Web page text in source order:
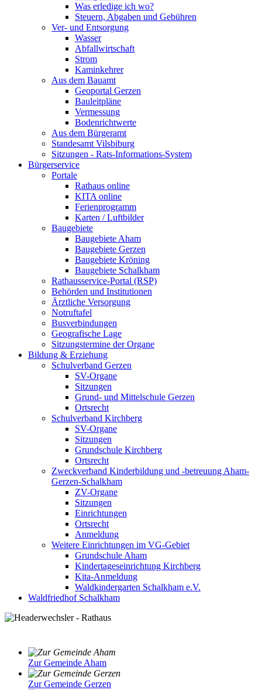
Was erledige ich wo?
Steuern, Abgaben und Gebühren
Ver- und Entsorgung
Wasser
Abfallwirtschaft
Strom
Kaminkehrer
Aus dem Bauamt
Geoportal Gerzen
Bauleitpläne
Vermessung
Bodenrichtwerte
Aus dem Bürgeramt
Standesamt Vilsbiburg
Sitzungen - Rats-Informations-System
Bürgerservice
Portale
Rathaus online
KITA online
Ferienprogramm
Karten / Luftbilder
Baugebiete
Baugebiete Aham
Baugebiete Gerzen
Baugebiete Kröning
Baugebiete Schalkham
Rathausservice-Portal (RSP)
Behörden und Institutionen
Ärztliche Versorgung
Notruftafel
Busverbindungen
Geografische Lage
Sitzungstermine der Organe
Bildung & Erziehung
Schulverband Gerzen
SV-Organe
Sitzungen
Grund- und Mittelschule Gerzen
Ortsrecht
Schulverband Kirchberg
SV-Organe
Sitzungen
Grundschule Kirchberg
Ortsrecht
Zweckverband Kinderbildung und -betreuung Aham-
Gerzen-Schalkham
ZV-Organe
Sitzungen
Einrichtungen
Ortsrecht
Anmeldung
Weitere Einrichtungen im VG-Gebiet
Grundschule Aham
Kindertageseinrichtung Kirchberg
Kita-Anmeldung
Waldkindergarten Schalkham e.V.
Waldfriedhof Schalkham
Zur Gemeinde Aham
Zur Gemeinde Gerzen